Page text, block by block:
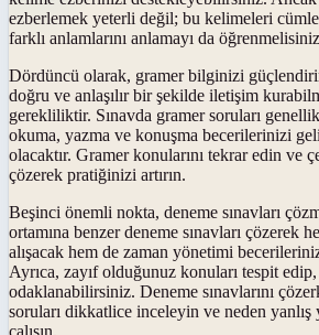
ezberlemek yeterli değil; bu kelimeleri
farklı anlamlarını anlamayı da
Dördüncü olarak, gramer bilginizi
doğru ve anlaşılır bir şekilde iletişim
gerekliliktir. Sınavda gramer soruları
okuma, yazma ve konuşma becerilerinizi
olacaktır. Gramer konularını tekrar edin ve
çözerek pratiğinizi artırın.
Beşinci önemli nokta, deneme sınavları
ortamına benzer deneme sınavları çözerek
alışacak hem de zaman yönetimi
Ayrıca, zayıf olduğunuz konuları tespit
odaklanabilirsiniz. Deneme sınavlarını
soruları dikkatlice inceleyin ve neden yanlış
çalışın.